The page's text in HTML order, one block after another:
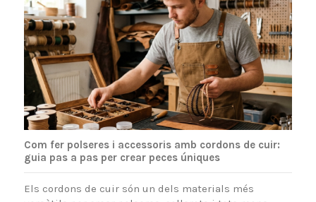
Com fer polseres i accessoris amb cordons de cuir:
guia pas a pas per crear peces úniques
Els cordons de cuir són un dels materials més